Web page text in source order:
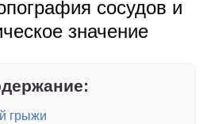
сосудов и
значение
грыжи